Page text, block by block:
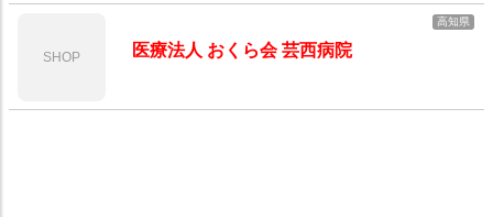
SHOP
高知県
医療法人 おくら会 芸西病院